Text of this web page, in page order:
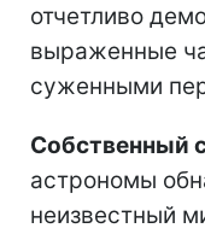
отчетливо
выраженные
суженными
Собственный
астрономы
неизвестный